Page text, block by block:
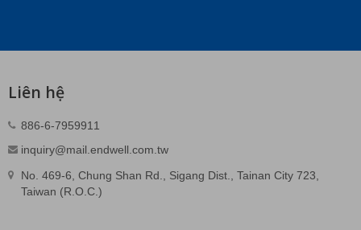
Liên hệ
886-6-7959911
inquiry@mail.endwell.com.tw
No. 469-6, Chung Shan Rd., Sigang Dist., Tainan City 723,
Taiwan (R.O.C.)